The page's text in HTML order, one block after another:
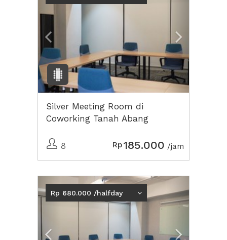
Silver Meeting Room di
Coworking Tanah Abang
8 Rp185.000 /jam
Previous
Rp 680.000 /halfday